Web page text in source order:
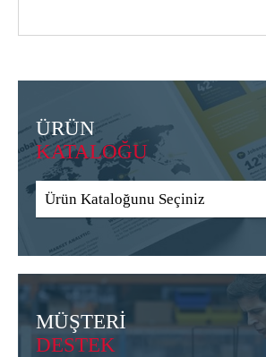
ÜRÜN
KATALOĞU
Ürün Kataloğunu Seçiniz
MÜŞTERİ
DESTEK